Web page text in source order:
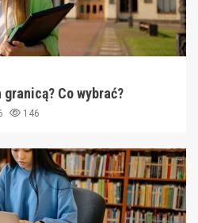
Co wybrać?
146